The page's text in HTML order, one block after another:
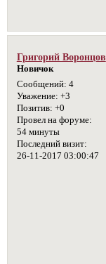
Григорий Воронцов
Новичок
Сообщений: 4
Уважение: +3
Позитив: +0
Провел на форуме:
54 минуты
Последний визит:
26-11-2017 03:00:47